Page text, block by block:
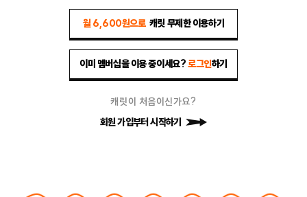
월 6,600원으로 캐릿 무제한 이용하기
이미 멤버십을 이용 중이세요?로그인하기
캐릿이 처음이신가요?
회원 가입부터 시작하기